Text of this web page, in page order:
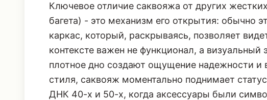
Ключевое отличие саквояжа от других
багета) - это механизм его открытия: обычно
каркас, который, раскрываясь, позволяет
контексте важен не функционал, а визуальный
плотное дно создают ощущение надежности и
стиля, саквояж моментально поднимает
ДНК 40-х и 50-х, когда аксессуары были